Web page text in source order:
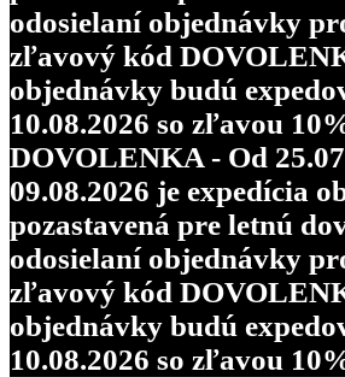
odosielaní objednávky
zľavový kód
objednávky budú
10.08.2026 so zľavou
DOVOLENKA - Od
09.08.2026 je expedícia
pozastavená pre letnú
odosielaní objednávky
zľavový kód
objednávky budú
10.08.2026 so zľavou